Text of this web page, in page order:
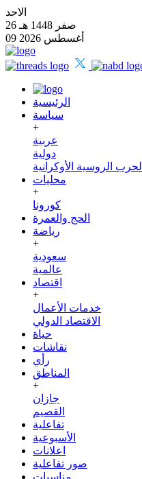
الاحد
26 صفر 1448 هـ
09 أغسطس 2026
الرئيسية
سياسة
+
عربية
دولية
الحرب الروسية الأوكرانية
محليات
+
كورونا
الحج والعمرة
رياضة
+
سعودية
عالمية
اقتصاد
+
خدمات الأعمال
الاقتصاد الدولي
حياة
نقاشات
رأي
المناطق
+
جازان
القصيم
تفاعلية
الأسبوعية
اعلانات
صور تفاعلية